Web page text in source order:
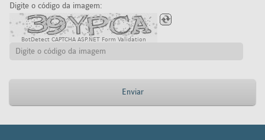
Digite o código da imagem:
BotDetect CAPTCHA ASP.NET Form Validation
Enviar